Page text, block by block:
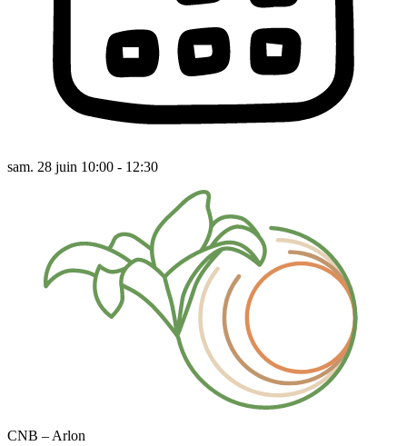
sam. 28 juin 10:00 - 12:30
CNB – Arlon